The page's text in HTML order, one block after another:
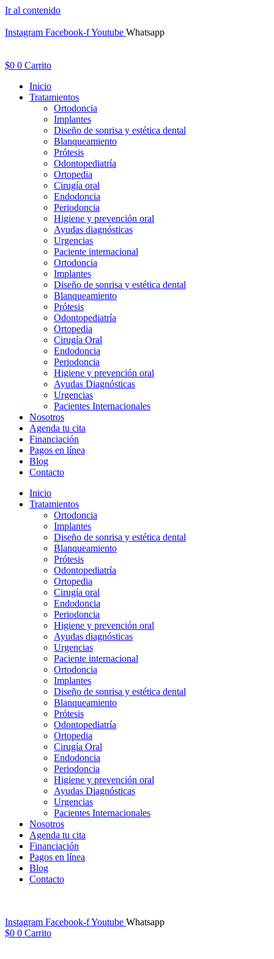
Ir al contenido
Instagram Facebook-fYoutube Whatsapp
$0 0 Carrito
Inicio
Tratamientos
Ortodoncia
Implantes
Diseño de sonrisa y estética dental
Blanqueamiento
Prótesis
Odontopediatría
Ortopedia
Cirugía oral
Endodoncia
Periodoncia
Higiene y prevención oral
Ayudas diagnósticas
Urgencias
Paciente internacional
Ortodoncia
Implantes
Diseño de sonrisa y estética dental
Blanqueamiento
Prótesis
Odontopediatría
Ortopedia
Cirugía Oral
Endodoncia
Periodoncia
Higiene y prevención oral
Ayudas Diagnósticas
Urgencias
Pacientes Internacionales
Nosotros
Agenda tu cita
Financiación
Pagos en línea
Blog
Contacto
Inicio
Tratamientos
Ortodoncia
Implantes
Diseño de sonrisa y estética dental
Blanqueamiento
Prótesis
Odontopediatría
Ortopedia
Cirugía oral
Endodoncia
Periodoncia
Higiene y prevención oral
Ayudas diagnósticas
Urgencias
Paciente internacional
Ortodoncia
Implantes
Diseño de sonrisa y estética dental
Blanqueamiento
Prótesis
Odontopediatría
Ortopedia
Cirugía Oral
Endodoncia
Periodoncia
Higiene y prevención oral
Ayudas Diagnósticas
Urgencias
Pacientes Internacionales
Nosotros
Agenda tu cita
Financiación
Pagos en línea
Blog
Contacto
Instagram Facebook-fYoutube Whatsapp
$0 0 Carrito